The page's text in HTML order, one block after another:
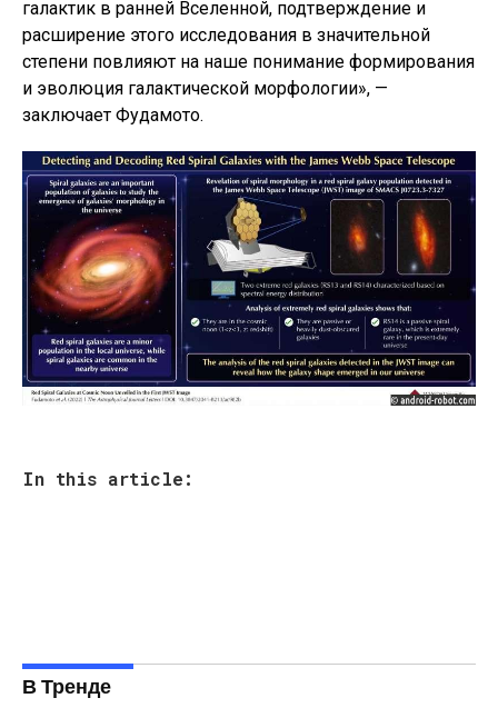
галактик в ранней Вселенной, подтверждение и
расширение этого исследования в значительной
степени повлияют на наше понимание формирования
и эволюция галактической морфологии», —
заключает Фудамото.
In this article:
В Тренде